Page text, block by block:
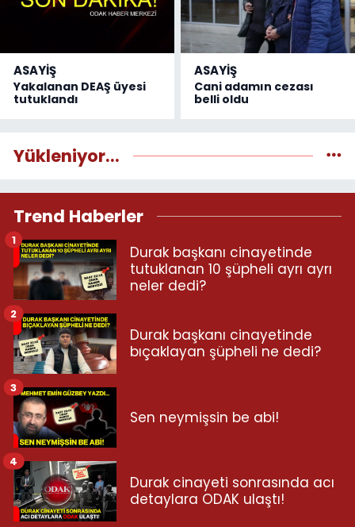
ASAYİŞ
Yakalanan DEAŞ üyesi
tutuklandı
ASAYİŞ
Cani adamın cezası
belli oldu
Yükleniyor...
Trend Haberler
Durak başkanı cinayetinde
tutuklanan 10 şüpheli ayrı ayrı
neler dedi?
1
Durak başkanı cinayetinde
bıçaklayan şüpheli ne dedi?
2
Sen neymişsin be abi!
3
Durak cinayeti sonrasında acı
detaylara ODAK ulaştı!
4